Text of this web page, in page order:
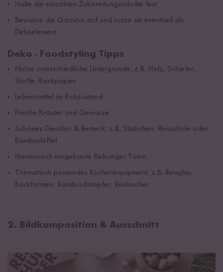
Halte die einzelnen Zubereitungsschritte fest
Bewahre die Garnitur auf und nutze sie eventuell als
Dekoelement
Deko - Foodstyling Tipps
Nutze unterschiedliche Untergründe, z.B. Holz, Schiefer,
Stoffe, Backpapier
Lebensmittel im Rohzustand
Frische Kräuter und Gewürze
Schönes Geschirr & Besteck, z.B. Stäbchen, Reisschale oder
Bambuslöffel
Harmonisch eingebaute Reihunger Tüten
Thematisch passendes Küchenequipment, z.B. Reisglas,
Backformen, Bambusdämpfer, Reiskocher
2. Bildkomposition & Ausschnitt